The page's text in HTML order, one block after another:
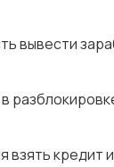
вывести
взять кредит